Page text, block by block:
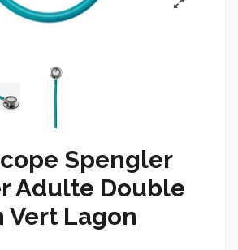
Spengler
Adulte Double
Vert Lagon